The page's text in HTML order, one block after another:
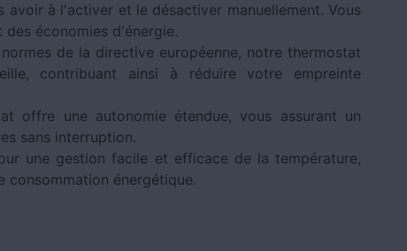
à l'activer et le désactiver manuellement. Vous
économies d'énergie.
de la directive européenne, notre thermostat
contribuant ainsi à réduire votre empreinte
offre une autonomie étendue, vous assurant un
sans interruption.
une gestion facile et efficace de la température,
énergétique.